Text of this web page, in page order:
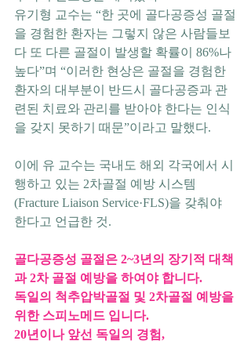
유기형 교수는 “한 곳에 골다공증성 골절
을 경험한 환자는 그렇지 않은 사람들보
다 또 다른 골절이 발생할 확률이 86%나
높다”며 “이러한 현상은 골절을 경험한
환자의 대부분이 반드시 골다공증과 관
련된 치료와 관리를 받아야 한다는 인식
을 갖지 못하기 때문”이라고 말했다.
이에 유 교수는 국내도 해외 각국에서 시
행하고 있는 2차골절 예방 시스템
(Fracture Liaison Service·FLS)을 갖춰야
한다고 언급한 것.
골다공증성 골절은 2~3년의 장기적 대책
과 2차 골절 예방을 하여야 합니다.
독일의 척추압박골절 및 2차골절 예방을
위한 스피노메드 입니다.
20년이나 앞선 독일의 경험,